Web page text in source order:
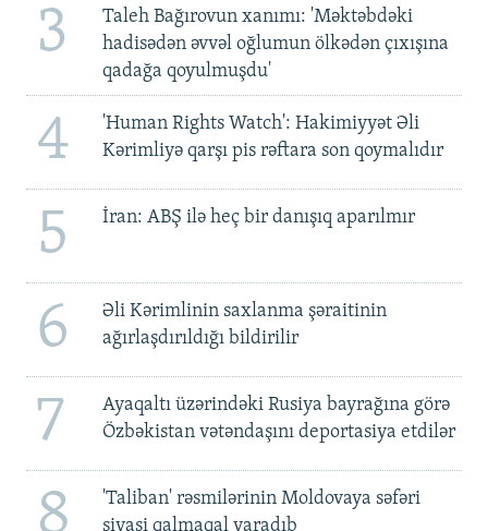
3
Taleh Bağırovun xanımı: 'Məktəbdəki
hadisədən əvvəl oğlumun ölkədən çıxışına
qadağa qoyulmuşdu'
4
'Human Rights Watch': Hakimiyyət Əli
Kərimliyə qarşı pis rəftara son qoymalıdır
5 İran: ABŞ ilə heç bir danışıq aparılmır
6
Əli Kərimlinin saxlanma şəraitinin
ağırlaşdırıldığı bildirilir
7
Ayaqaltı üzərindəki Rusiya bayrağına görə
Özbəkistan vətəndaşını deportasiya etdilər
8
'Taliban' rəsmilərinin Moldovaya səfəri
siyasi qalmaqal yaradıb